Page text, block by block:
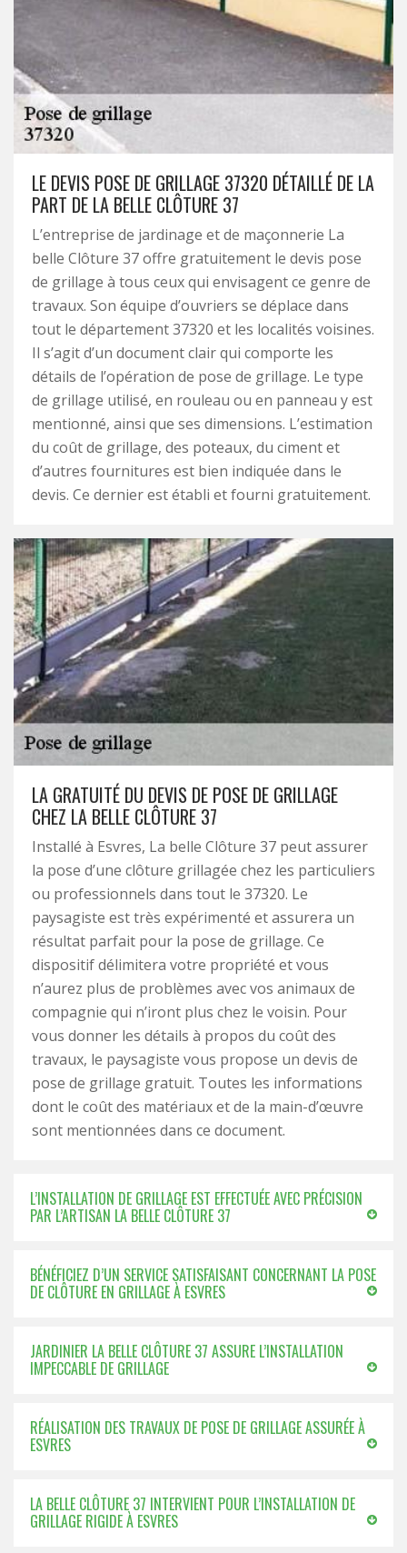
LE DEVIS POSE DE GRILLAGE 37320 DÉTAILLÉ DE LA
PART DE LA BELLE CLÔTURE 37
L’entreprise de jardinage et de maçonnerie La
belle Clôture 37 offre gratuitement le devis pose
de grillage à tous ceux qui envisagent ce genre de
travaux. Son équipe d’ouvriers se déplace dans
tout le département 37320 et les localités voisines.
Il s’agit d’un document clair qui comporte les
détails de l’opération de pose de grillage. Le type
de grillage utilisé, en rouleau ou en panneau y est
mentionné, ainsi que ses dimensions. L’estimation
du coût de grillage, des poteaux, du ciment et
d’autres fournitures est bien indiquée dans le
devis. Ce dernier est établi et fourni gratuitement.
LA GRATUITÉ DU DEVIS DE POSE DE GRILLAGE
CHEZ LA BELLE CLÔTURE 37
Installé à Esvres, La belle Clôture 37 peut assurer
la pose d’une clôture grillagée chez les particuliers
ou professionnels dans tout le 37320. Le
paysagiste est très expérimenté et assurera un
résultat parfait pour la pose de grillage. Ce
dispositif délimitera votre propriété et vous
n’aurez plus de problèmes avec vos animaux de
compagnie qui n’iront plus chez le voisin. Pour
vous donner les détails à propos du coût des
travaux, le paysagiste vous propose un devis de
pose de grillage gratuit. Toutes les informations
dont le coût des matériaux et de la main-d’œuvre
sont mentionnées dans ce document.
L’INSTALLATION DE GRILLAGE EST EFFECTUÉE AVEC PRÉCISION
PAR L’ARTISAN LA BELLE CLÔTURE 37
BÉNÉFICIEZ D’UN SERVICE SATISFAISANT CONCERNANT LA POSE
DE CLÔTURE EN GRILLAGE À ESVRES
JARDINIER LA BELLE CLÔTURE 37 ASSURE L’INSTALLATION
IMPECCABLE DE GRILLAGE
RÉALISATION DES TRAVAUX DE POSE DE GRILLAGE ASSURÉE À
ESVRES
LA BELLE CLÔTURE 37 INTERVIENT POUR L’INSTALLATION DE
GRILLAGE RIGIDE À ESVRES